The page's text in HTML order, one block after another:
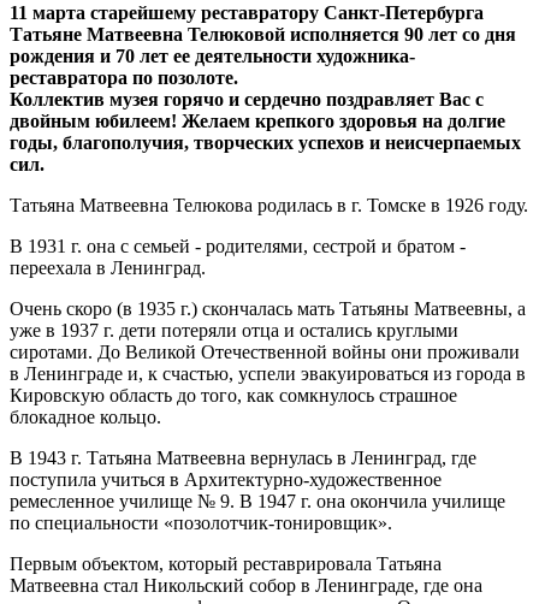
11 марта старейшему реставратору Санкт-Петербурга
Татьяне Матвеевна Телюковой исполняется 90 лет со дня
рождения и 70 лет ее деятельности художника-
реставратора по позолоте.
Коллектив музея горячо и сердечно поздравляет Вас с
двойным юбилеем! Желаем крепкого здоровья на долгие
годы, благополучия, творческих успехов и неисчерпаемых
сил.
Татьяна Матвеевна Телюкова родилась в г. Томске в 1926 году.
В 1931 г. она с семьей - родителями, сестрой и братом -
переехала в Ленинград.
Очень скоро (в 1935 г.) скончалась мать Татьяны Матвеевны, а
уже в 1937 г. дети потеряли отца и остались круглыми
сиротами. До Великой Отечественной войны они проживали
в Ленинграде и, к счастью, успели эвакуироваться из города в
Кировскую область до того, как сомкнулось страшное
блокадное кольцо.
В 1943 г. Татьяна Матвеевна вернулась в Ленинград, где
поступила учиться в Архитектурно-художественное
ремесленное училище № 9. В 1947 г. она окончила училище
по специальности «позолотчик-тонировщик».
Первым объектом, который реставрировала Татьяна
Матвеевна стал Никольский собор в Ленинграде, где она